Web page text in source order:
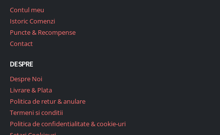
Contul meu
Istoric Comenzi
Puncte & Recompense
Contact
DESPRE
Despre Noi
Livrare & Plata
Politica de retur & anulare
Termeni si conditii
Politica de confidentialitate & cookie-uri